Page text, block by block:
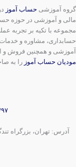
گروه آموزشی حساب آموز
مالی و آموزشی در حوزه
مجموعه با تکیه بر تجربه
حسابداری، مشاوره و خدمات
آموزشی و همچنین فروش و
مودیان حساب آموز را به
آدرس: تهران، بزرگراه